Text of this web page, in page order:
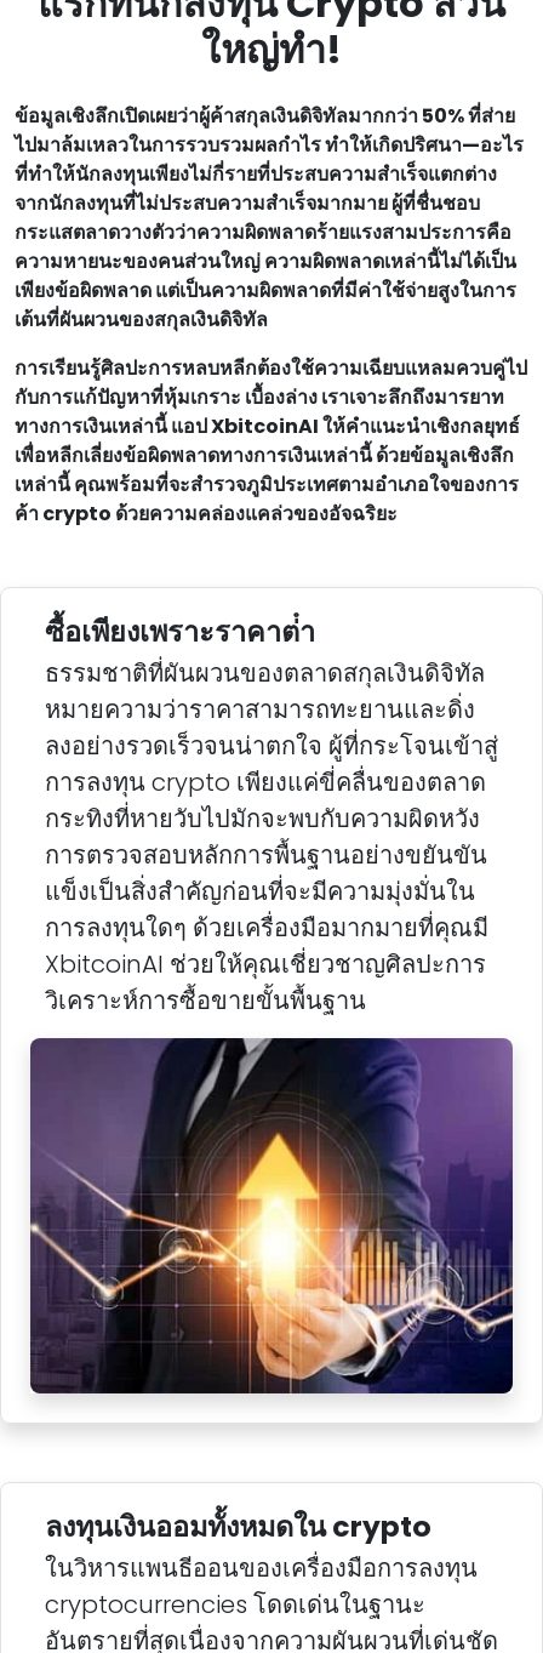
ใหญ่ทํา!
ข้อมูลเชิงลึกเปิดเผยว่าผู้ค้าสกุลเงินดิจิทัลมากกว่า 50% ที่ส่าย
ไปมาล้มเหลวในการรวบรวมผลกําไร ทําให้เกิดปริศนา—อะไร
ที่ทําให้นักลงทุนเพียงไม่กี่รายที่ประสบความสําเร็จแตกต่าง
จากนักลงทุนที่ไม่ประสบความสําเร็จมากมาย ผู้ที่ชื่นชอบ
กระแสตลาดวางตัวว่าความผิดพลาดร้ายแรงสามประการคือ
ความหายนะของคนส่วนใหญ่ ความผิดพลาดเหล่านี้ไม่ได้เป็น
เพียงข้อผิดพลาด แต่เป็นความผิดพลาดที่มีค่าใช้จ่ายสูงในการ
เต้นที่ผันผวนของสกุลเงินดิจิทัล
การเรียนรู้ศิลปะการหลบหลีกต้องใช้ความเฉียบแหลมควบคู่ไป
กับการแก้ปัญหาที่หุ้มเกราะ เบื้องล่าง เราเจาะลึกถึงมารยาท
ทางการเงินเหล่านี้ แอป XbitcoinAI ให้คําแนะนําเชิงกลยุทธ์
เพื่อหลีกเลี่ยงข้อผิดพลาดทางการเงินเหล่านี้ ด้วยข้อมูลเชิงลึก
เหล่านี้ คุณพร้อมที่จะสํารวจภูมิประเทศตามอําเภอใจของการ
ค้า crypto ด้วยความคล่องแคล่วของอัจฉริยะ
ซื้อเพียงเพราะราคาต่ํา
ธรรมชาติที่ผันผวนของตลาดสกุลเงินดิจิทัล
หมายความว่าราคาสามารถทะยานและดิ่ง
ลงอย่างรวดเร็วจนน่าตกใจ ผู้ที่กระโจนเข้าสู่
การลงทุน crypto เพียงแค่ขี่คลื่นของตลาด
กระทิงที่หายวับไปมักจะพบกับความผิดหวัง
การตรวจสอบหลักการพื้นฐานอย่างขยันขัน
แข็งเป็นสิ่งสําคัญก่อนที่จะมีความมุ่งมั่นใน
การลงทุนใดๆ ด้วยเครื่องมือมากมายที่คุณมี
XbitcoinAI ช่วยให้คุณเชี่ยวชาญศิลปะการ
วิเคราะห์การซื้อขายขั้นพื้นฐาน
ลงทุนเงินออมทั้งหมดใน crypto
ในวิหารแพนธีออนของเครื่องมือการลงทุน
cryptocurrencies โดดเด่นในฐานะ
อันตรายที่สุดเนื่องจากความผันผวนที่เด่นชัด